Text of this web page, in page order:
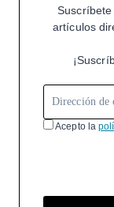
artículos
Acepto la